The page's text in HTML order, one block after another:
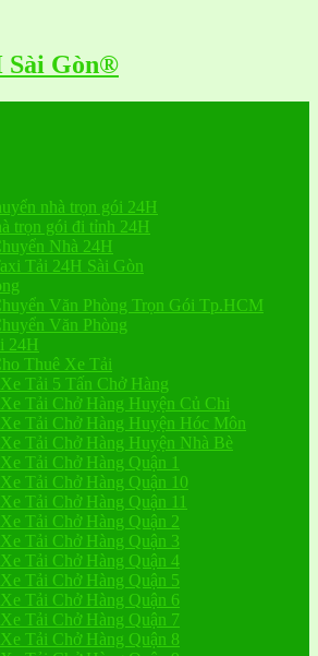
nhà trọn gói 24H
trọn gói đi tỉnh 24H
Nhà 24H
Tải 24H Sài Gòn
Văn Phòng Trọn Gói Tp.HCM
Văn Phòng
24H
Thuê Xe Tải
Tải 5 Tấn Chở Hàng
Tải Chở Hàng Huyện Củ Chi
Tải Chở Hàng Huyện Hóc Môn
Tải Chở Hàng Huyện Nhà Bè
Tải Chở Hàng Quận 1
Tải Chở Hàng Quận 10
Tải Chở Hàng Quận 11
Tải Chở Hàng Quận 2
Tải Chở Hàng Quận 3
Tải Chở Hàng Quận 4
Tải Chở Hàng Quận 5
Tải Chở Hàng Quận 6
Tải Chở Hàng Quận 7
Tải Chở Hàng Quận 8